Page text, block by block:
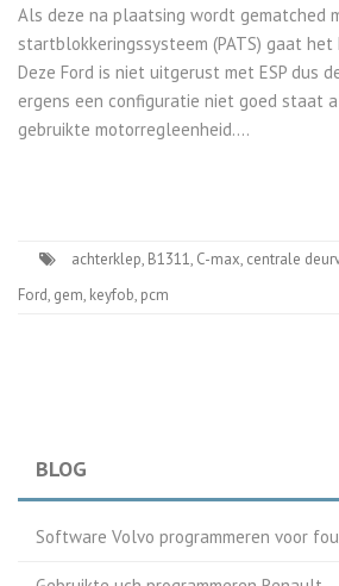
Als deze na plaatsing wordt gematched
startblokkeringssysteem (PATS) gaat het
Deze Ford is niet uitgerust met ESP dus
ergens een configuratie niet goed staat
gebruikte motorregleenheid.…
achterklep, B1311, C-max, centrale
Ford, gem, keyfob, pcm
BLOG
Software Volvo programmeren voor